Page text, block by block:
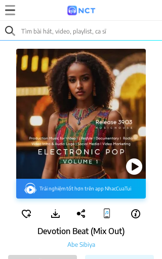
Trải nghiệm tốt hơn trên app NhacCuaTui
Devotion Beat (Mix Out)
Abe Sibiya